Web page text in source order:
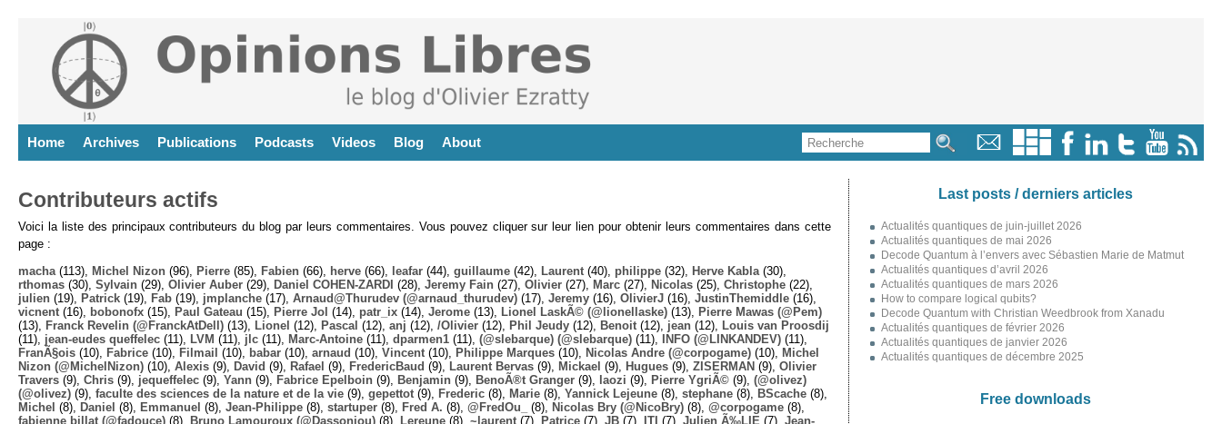
Home Archives Publications Podcasts Videos Blog About
Contributeurs actifs
Voici la liste des principaux contributeurs du blog par leurs commentaires. Vous pouvez cliquer sur leur lien pour obtenir leurs commentaires dans cette
page :
macha (113), Michel Nizon (96), Pierre (85), Fabien (66), herve (66), leafar (44), guillaume (42), Laurent (40), philippe (32), Herve Kabla (30),
rthomas (30), Sylvain (29), Olivier Auber (29), Daniel COHEN-ZARDI (28), Jeremy Fain (27), Olivier (27), Marc (27), Nicolas (25), Christophe (22),
julien (19), Patrick (19), Fab (19), jmplanche (17), Arnaud@Thurudev (@arnaud_thurudev) (17), Jeremy (16), OlivierJ (16), JustinThemiddle (16),
vicnent (16), bobonofx (15), Paul Gateau (15), Pierre Jol (14), patr_ix (14), Jerome (13), Lionel LaskÃ© (@lionellaske) (13),
Pierre Mawas (@Pem)
(13),
Franck Revelin (@FranckAtDell) (13), Lionel (12), Pascal (12), anj (12), /Olivier (12), Phil Jeudy (12), Benoit (12), jean (12),
Louis van Proosdij
(11), jean-eudes queffelec (11), LVM (11), jlc (11), Marc-Antoine (11), dparmen1 (11), (@slebarque) (@slebarque) (11), INFO (@LINKANDEV) (11),
FranÃ§ois (10), Fabrice (10), Filmail (10), babar (10), arnaud (10), Vincent (10), Philippe Marques (10), Nicolas Andre (@corpogame) (10),
Michel
Nizon (@MichelNizon) (10), Alexis (9), David (9), Rafael (9), FredericBaud (9), Laurent Bervas (9), Mickael (9), Hugues (9), ZISERMAN (9), Olivier
Travers (9), Chris (9), jequeffelec (9), Yann (9), Fabrice Epelboin (9), Benjamin (9), BenoÃ®t Granger (9), laozi (9), Pierre YgriÃ© (9), (@olivez)
(@olivez) (9), faculte des sciences de la nature et de la vie (9), gepettot (9), Frederic (8), Marie (8), Yannick Lejeune (8), stephane (8), BScache (8),
Michel (8), Daniel (8), Emmanuel (8), Jean-Philippe (8), startuper (8), Fred A. (8), @FredOu_ (8), Nicolas Bry (@NicoBry) (8), @corpogame (8),
fabienne billat (@fadouce) (8), Bruno Lamouroux (@Dassoniou) (8), Lereune (8), ~laurent (7), Patrice (7), JB (7), ITI (7), Julien Ã‰LIE (7), Jean-
Last posts / derniers articles
Actualités quantiques de juin-juillet 2026
Actualités quantiques de mai 2026
Decode Quantum à l’envers avec Sébastien Marie de Matmut
Actualités quantiques d’avril 2026
Actualités quantiques de mars 2026
How to compare logical qubits?
Decode Quantum with Christian Weedbrook from Xanadu
Actualités quantiques de février 2026
Actualités quantiques de janvier 2026
Actualités quantiques de décembre 2025
Free downloads